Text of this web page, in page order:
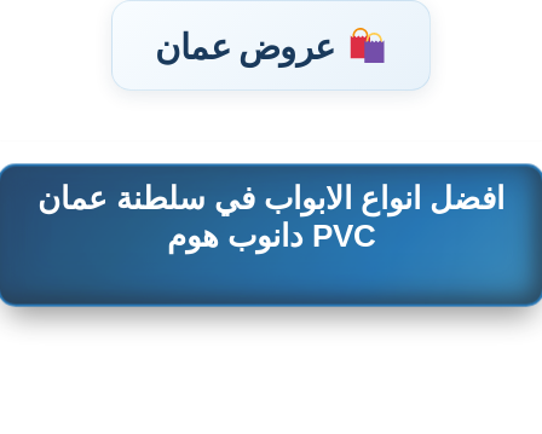
عروض عمان
تخطىافضل انواع الابواب في سلطنة عمان
PVC دانوب هوم